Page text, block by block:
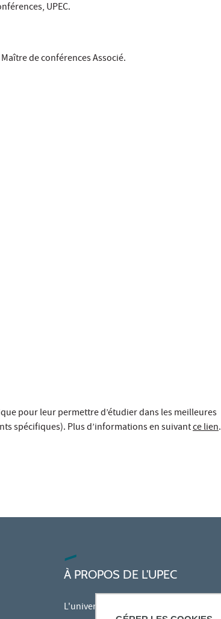
UPEC.
de conférences Associé.
pour leur permettre d’étudier dans les meilleures
spécifiques). Plus d’informations en suivantce lien.
À PROPOS DE L'UPEC
L'université